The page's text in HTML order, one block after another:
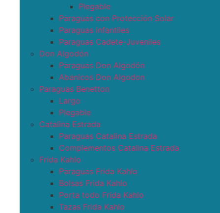
Plegable
Paraguas con Protección Solar
Paraguas infantiles
Paraguas Cadete-Juveniles
Don Algodón
Paraguas Don Algodón
Abanicos Don Algodon
Paraguas Benetton
Largo
Plegable
Catalina Estrada
Paraguas Catalina Estrada
Complementos Catalina Estrada
Frida Kahlo
Paraguas Frida Kahlo
Bolsas Frida Kahlo
Porta todo Frida Kahlo
Tazas Frida Kahlo